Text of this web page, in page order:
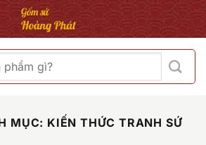
MỤC: KIẾN THỨC TRANH SỨ